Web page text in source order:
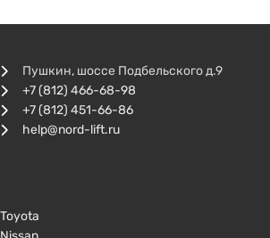
Пушкин, шоссе Подбельского д.9
+7 (812) 466-68-98
+7 (812) 451-66-86
help@nord-lift.ru
Toyota